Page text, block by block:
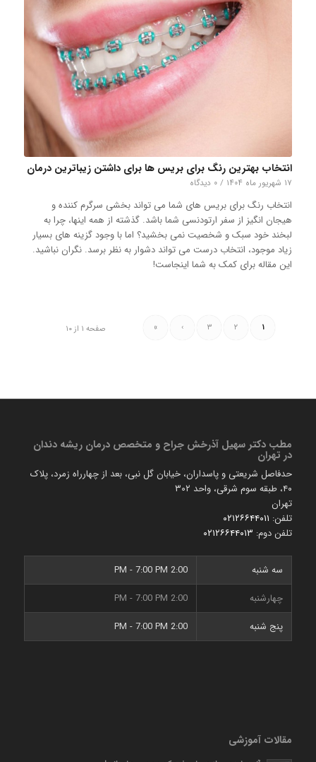
انتخاب بهترین رنگ برای بریس ها برای داشتن زیباترین درمان
۱۷ شهریور ماه ۱۴۰۴ / ۰ دیدگاه
انتخاب رنگ برای بریس های شما می تواند بخشی سرگرم کننده و
هیجان انگیز از سفر ارتودنسی شما باشد. گذشته از همه اینها، چرا به
لبخند خود سبک و شخصیت نمی بخشید؟ اما با وجود گزینه های بسیار
زیاد موجود، انتخاب درست می تواند دشوار به نظر برسد. نگران نباشید.
این مقاله برای کمک به شما اینجاست!
صفحه ۱ از ۱۰ ۱ ۲ ۳ ›
»
مطب دكتر سهیل آذرخش جراح و متخصص درمان ریشه دندان
در تهران
حدفاصل شریعتی و پاسداران، خیابان گل نبی، بعد از چهارراه زمرد، پلاک
۴۰، طبقه سوم شرقی، واحد ۳۰۲
تهران
تلفن: ۰۲۱۲۶۶۴۴۰۱۱
تلفن دوم: ۰۲۱۲۶۶۴۴۰۱۳
سه شنبه
2:00 PM - 7:00 PM
چهارشنبه
2:00 PM - 7:00 PM
پنج شنبه
2:00 PM - 7:00 PM
مقالات آموزشی